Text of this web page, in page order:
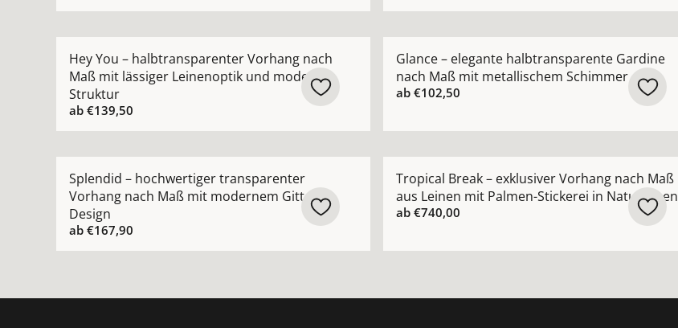
Hey You – halbtransparenter Vorhang nach
Maß mit lässiger Leinenoptik und moderner
Struktur
ab €139,50
Glance – elegante halbtransparente Gardine
nach Maß mit metallischem Schimmer
ab €102,50
Splendid – hochwertiger transparenter
Vorhang nach Maß mit modernem Gitter-
Design
ab €167,90
Tropical Break – exklusiver Vorhang nach Maß
aus Leinen mit Palmen-Stickerei in Naturtönen
ab €740,00